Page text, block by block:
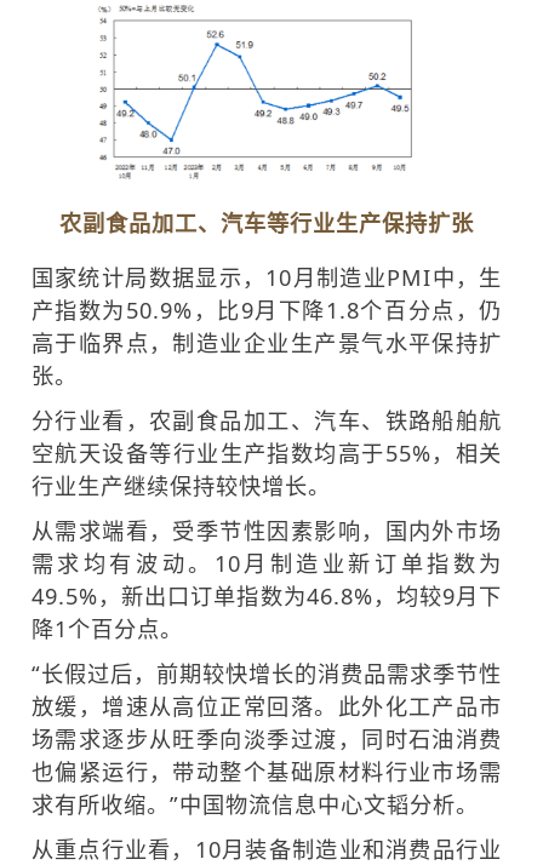
农副食品加工、汽车等行业生产保持扩张
国家统计局数据显示，10月制造业PMI中，生
产指数为50.9%，比9月下降1.8个百分点，仍
高于临界点，制造业企业生产景气水平保持扩
张。
分行业看，农副食品加工、汽车、铁路船舶航
空航天设备等行业生产指数均高于55%，相关
行业生产继续保持较快增长。
从需求端看，受季节性因素影响，国内外市场
需求均有波动。10月制造业新订单指数为
49.5%，新出口订单指数为46.8%，均较9月下
降1个百分点。
“长假过后，前期较快增长的消费品需求季节性
放缓，增速从高位正常回落。此外化工产品市
场需求逐步从旺季向淡季过渡，同时石油消费
也偏紧运行，带动整个基础原材料行业市场需
求有所收缩。”中国物流信息中心文韬分析。
从重点行业看，10月装备制造业和消费品行业